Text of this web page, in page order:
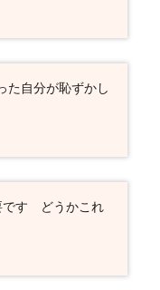
自分が恥ずかし
です どうかこれ